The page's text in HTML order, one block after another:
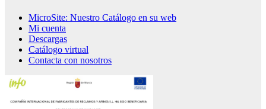
MicroSite: Nuestro Catálogo en su web
Mi cuenta
Descargas
Catálogo virtual
Contacta con nosotros